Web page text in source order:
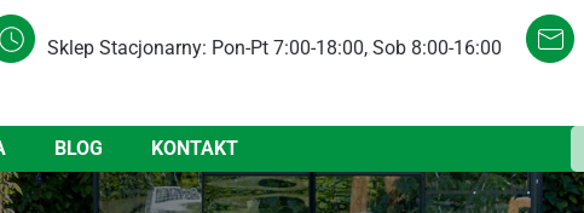
Sklep Stacjonarny: Pon-Pt 7:00-18:00, Sob 8:00-16:00
BLOG KONTAKT